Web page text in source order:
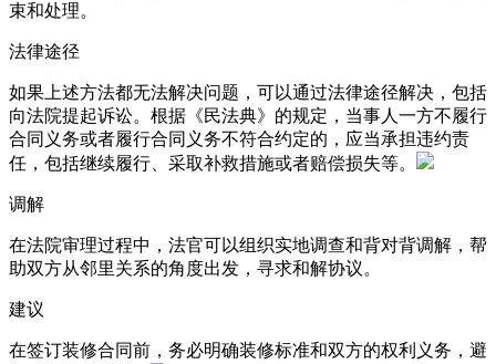
束和处理。
法律途径
如果上述方法都无法解决问题，可以通过法律途径解决，包括
向法院提起诉讼。根据《民法典》的规定，当事人一方不履行
合同义务或者履行合同义务不符合约定的，应当承担违约责
任，包括继续履行、采取补救措施或者赔偿损失等。
调解
在法院审理过程中，法官可以组织实地调查和背对背调解，帮
助双方从邻里关系的角度出发，寻求和解协议。
建议
在签订装修合同前，务必明确装修标准和双方的权利义务，避